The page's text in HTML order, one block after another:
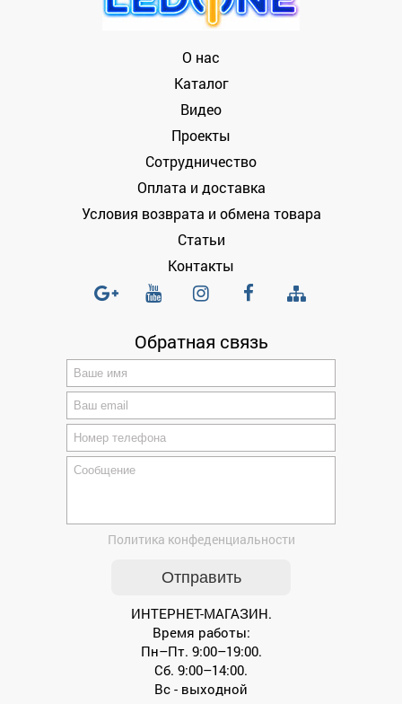
О нас
Каталог
Видео
Проекты
Сотрудничество
Оплата и доставка
Условия возврата и обмена товара
Статьи
Контакты
Обратная связь
Политика конфеденциальности
ИНТЕРНЕТ-МАГАЗИН.
Время работы:
Пн–Пт. 9:00–19:00.
Сб. 9:00–14:00.
Вс - выходной